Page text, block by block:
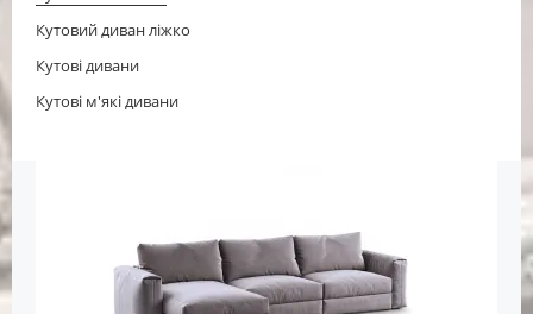
Кутовий диван ліжко
Кутові дивани
Кутові м'які дивани